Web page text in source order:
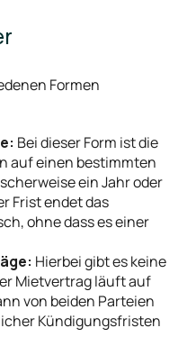
Formen
Bei dieser Form ist die
auf einen bestimmten
ein Jahr oder
Frist endet das
ohne dass es einer
Hierbei gibt es keine
Mietvertrag läuft auf
von beiden Parteien
Kündigungsfristen